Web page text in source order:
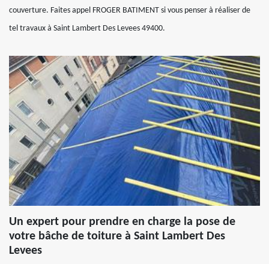
couverture. Faites appel FROGER BATIMENT si vous penser à réaliser de
tel travaux à Saint Lambert Des Levees 49400.
Un expert pour prendre en charge la pose de
votre bâche de toiture à Saint Lambert Des
Levees